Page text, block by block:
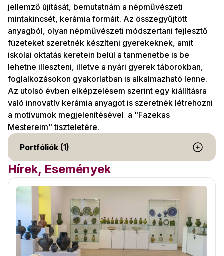
jellemző újítását, bemutatnám a népművészeti
mintakincsét, kerámia formáit. Az összegyűjtött
anyagból, olyan népművészeti módszertani fejlesztő
füzeteket szeretnék készíteni gyerekeknek, amit
iskolai oktatás keretein belül a tanmenetbe is be
lehetne illeszteni, illetve a nyári gyerek táborokban,
foglalkozásokon gyakorlatban is alkalmazható lenne.
Az utolsó évben elképzelésem szerint egy kiállításra
való innovatív kerámia anyagot is szeretnék létrehozni
a motívumok megjelenítésével a "Fazekas
Mestereim" tiszteletére.
Portfóliók (1)
Hírek, Események